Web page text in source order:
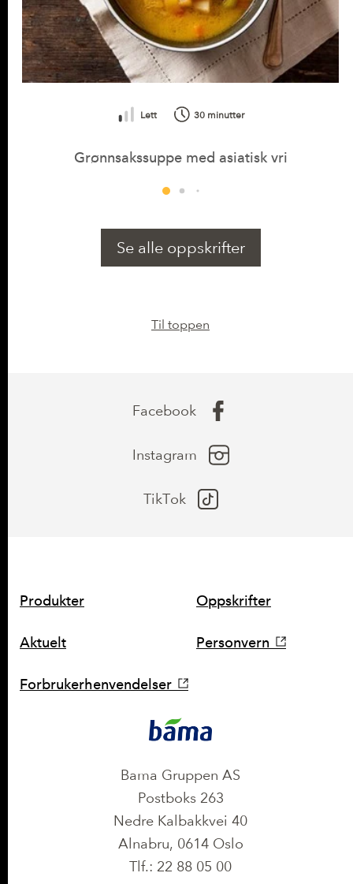
Lett 30 minutter
Grønnsakssuppe med asiatisk vri
Se alle oppskrifter
Til toppen
Facebook
Instagram
TikTok
Bama Gruppen AS
Postboks 263
Nedre Kalbakkvei 40
Alnabru, 0614 Oslo
Tlf.: 22 88 05 00
SNARVEIER
Produkter Oppskrifter
Aktuelt Personvern
Forbrukerhenvendelser